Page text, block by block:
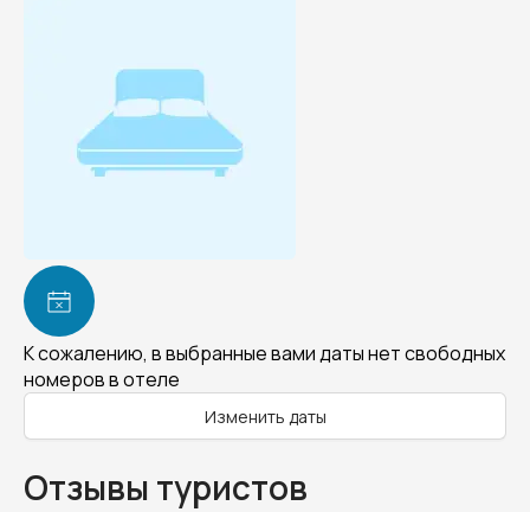
К сожалению, в выбранные вами даты нет свободных
номеров в отеле
Изменить даты
Отзывы туристов